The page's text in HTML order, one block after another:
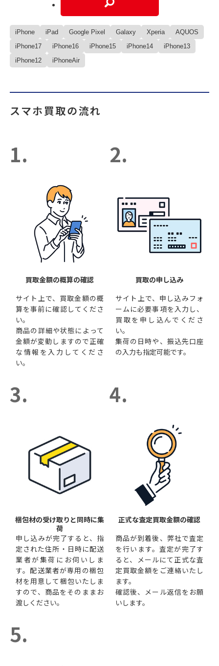
iPhone iPad Google Pixel Galaxy Xperia
AQUOS
iPhone17
iPhone16 iPhone15 iPhone14
iPhone13
iPhone12
iPhoneAir
スマホ買取の流れ
1.
買取金額の概算の確認
サイト上で、買取金額の概
算を事前に確認してくださ
い。
商品の詳細や状態によって
金額が変動しますので正確
な情報を入力してくださ
い。
2.
買取の申し込み
サイト上で、申し込みフォ
ームに必要事項を入力し、
買取を申し込んでくださ
い。
集荷の日時や、振込先口座
の入力も指定可能です。
3.
梱包材の受け取りと同時に集
荷
申し込みが完了すると、指
定された住所・日時に配送
業者が集荷にお伺いしま
す。配送業者が専用の梱包
材を用意して梱包いたしま
すので、商品をそのままお
渡しください。
4.
正式な査定買取金額の確認
商品が到着後、弊社で査定
を行います。査定が完了す
ると、メールにて正式な査
定買取金額をご連絡いたし
ます。
確認後、メール返信をお願
いします。
5.